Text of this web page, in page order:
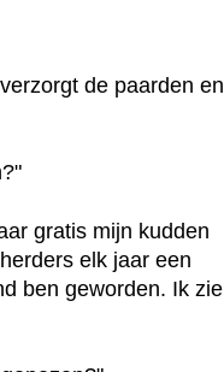
de paarden en
gratis mijn kudden
elk jaar een
ben geworden. Ik zie